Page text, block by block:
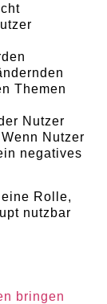
Themen
Nutzer
Nutzer
negatives
Rolle,
nutzbar
bringen